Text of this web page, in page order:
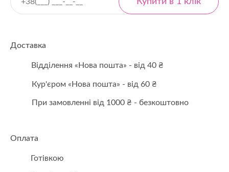
Доставка
Відділення «Нова пошта» - від 40 ₴
Кур'єром «Нова пошта» - від 60 ₴
При замовленні від 1000 ₴ - безкоштовно
Оплата
Готівкою